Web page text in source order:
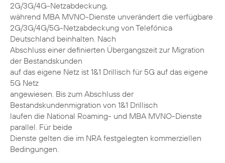
2G/3G/4G-Netzabdeckung,
während MBA MVNO-Dienste unverändert die verfügbare
2G/3G/4G/5G-Netzabdeckung von Telefónica
Deutschland beinhalten. Nach
Abschluss einer definierten Übergangszeit zur Migration
der Bestandskunden
auf das eigene Netz ist 1&1 Drillisch für 5G auf das eigene
5G Netz
angewiesen. Bis zum Abschluss der
Bestandskundenmigration von 1&1 Drillisch
laufen die National Roaming- und MBA MVNO-Dienste
parallel. Für beide
Dienste gelten die im NRA festgelegten kommerziellen
Bedingungen.